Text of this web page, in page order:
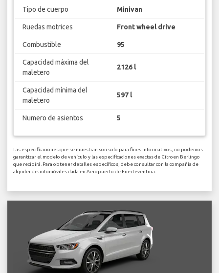
Tipo de cuerpo Minivan
Ruedas motrices Front wheel drive
Combustible 95
Capacidad máxima del
maletero
2126 l
Capacidad mínima del
maletero
597 l
Numero de asientos 5
Las especificaciones que se muestran son solo para fines informativos, no podemos
garantizar el modelo de vehículo y las especificaciones exactas de Citroen Berlingo
que recibirá. Para obtener detalles específicos, debe consultar con la compañía de
alquiler de automóviles dada en Aeropuerto de Fuerteventura.